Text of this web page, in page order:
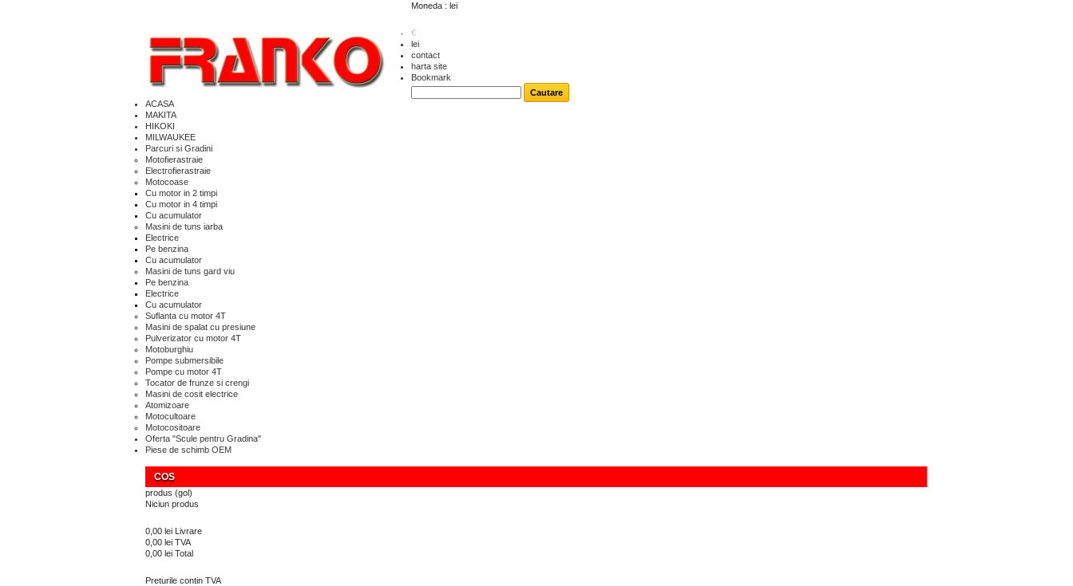
Moneda : lei
€
lei
contact
harta site
Bookmark
ACASA
MAKITA
HIKOKI
MILWAUKEE
Parcuri si Gradini
Motofierastraie
Electrofierastraie
Motocoase
Cu motor in 2 timpi
Cu motor in 4 timpi
Cu acumulator
Masini de tuns iarba
Electrice
Pe benzina
Cu acumulator
Masini de tuns gard viu
Pe benzina
Electrice
Cu acumulator
Suflanta cu motor 4T
Masini de spalat cu presiune
Pulverizator cu motor 4T
Motoburghiu
Pompe submersibile
Pompe cu motor 4T
Tocator de frunze si crengi
Masini de cosit electrice
Atomizoare
Motocultoare
Motocositoare
Oferta "Scule pentru Gradina"
Piese de schimb OEM
COS
produs (gol)
Niciun produs
0,00 lei Livrare
0,00 lei TVA
0,00 lei Total
Preturile contin TVA